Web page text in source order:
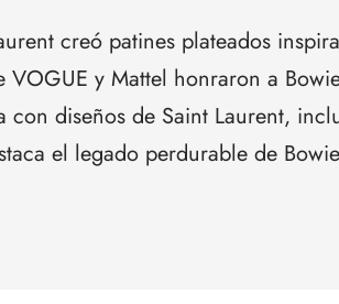
creó patines plateados
VOGUE y Mattel honraron a
con diseños de Saint Laurent,
el legado perdurable de